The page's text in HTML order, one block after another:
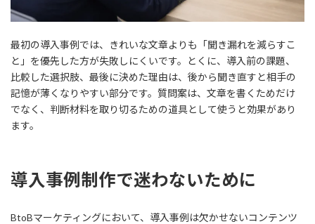
最初の導入事例では、きれいな文章よりも「聞き漏れを減らすこ
と」を優先した方が失敗しにくいです。とくに、導入前の課題、
比較した選択肢、最後に決めた理由は、後から聞き直すと相手の
記憶が薄くなりやすい部分です。質問案は、文章を書くためだけ
でなく、判断材料を取り切るための道具として使うと効果があり
ます。
導入事例制作で迷わないために
BtoBマーケティングにおいて、導入事例は欠かせないコンテンツ